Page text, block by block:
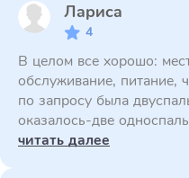
Лариса
4
В целом все хорошо:
обслуживание, питание,
по запросу была
оказалось-две
читать далее